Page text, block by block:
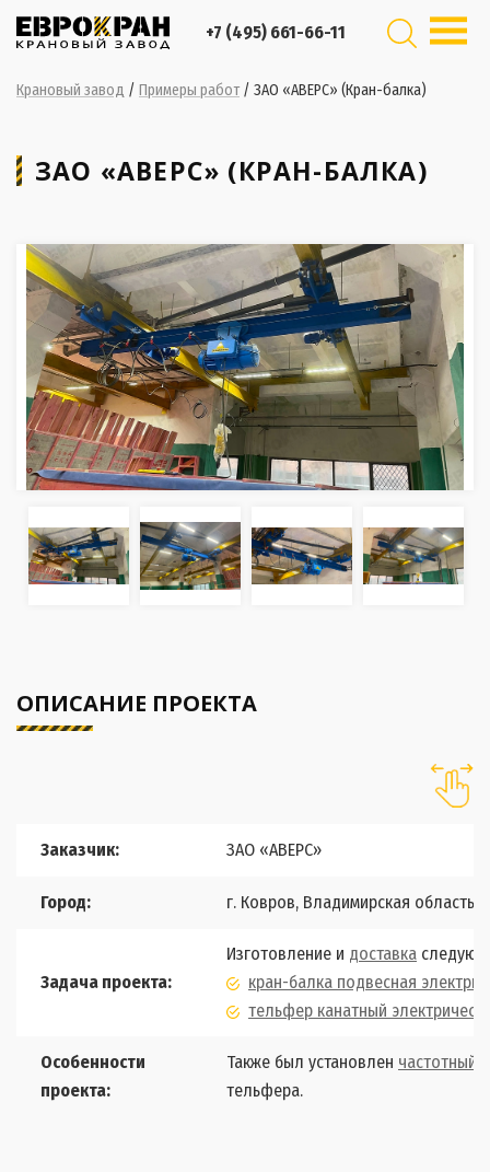
+7 (495) 661-66-11
Крановый завод / Примеры работ / ЗАО «АВЕРС» (Кран-балка)
ЗАО «АВЕРС» (КРАН-БАЛКА)
ОПИСАНИЕ ПРОЕКТА
Заказчик: ЗАО «АВЕРС»
Город: г. Ковров, Владимирская область
Задача проекта:
Изготовление и доставка
кран-балка подвесная
тельфер канатный
Особенности
проекта:
Также был установлен частотный
тельфера.